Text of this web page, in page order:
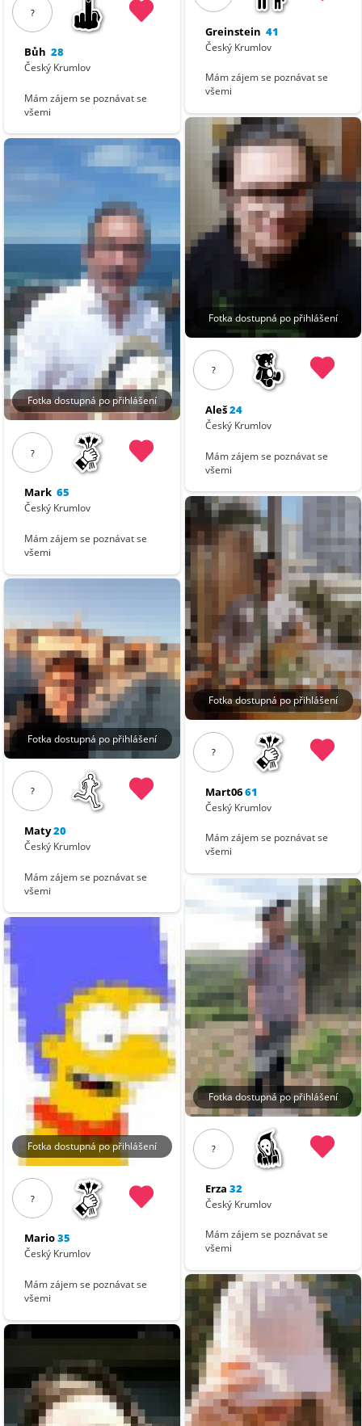
?
Bůh 28
Český Krumlov
Mám zájem se poznávat se
všemi
Fotka dostupná po přihlášení
?
Mark 65
Český Krumlov
Mám zájem se poznávat se
všemi
Fotka dostupná po přihlášení
?
Maty20
Český Krumlov
Mám zájem se poznávat se
všemi
Fotka dostupná po přihlášení
?
Mario35
Český Krumlov
Mám zájem se poznávat se
všemi
Greinstein 41
Český Krumlov
Mám zájem se poznávat se
všemi
Fotka dostupná po přihlášení
?
Aleš24
Český Krumlov
Mám zájem se poznávat se
všemi
Fotka dostupná po přihlášení
?
Mart0661
Český Krumlov
Mám zájem se poznávat se
všemi
Fotka dostupná po přihlášení
?
Erza 32
Český Krumlov
Mám zájem se poznávat se
všemi